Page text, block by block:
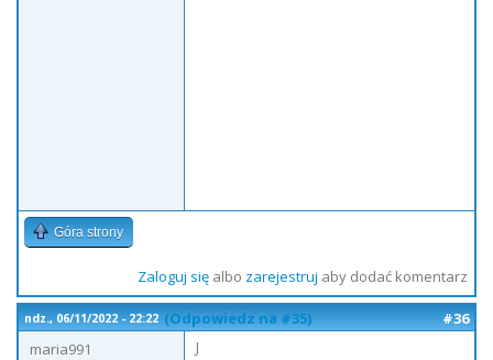
Góra strony
Zaloguj sięalbo zarejestruj aby dodać komentarz
ndz., 06/11/2022 - 22:22 (Odpowiedz na #35)
#36
maria991
J